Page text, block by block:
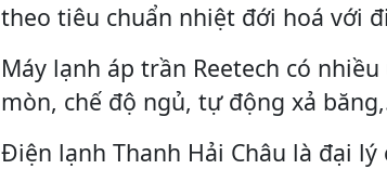
theo tiêu chuẩn nhiệt đới hoá với
Máy lạnh áp trần Reetech có
mòn, chế độ ngủ, tự động xả
Điện lạnh Thanh Hải Châu là đại lý